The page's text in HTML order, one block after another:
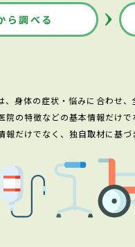
ら調べる
、身体の症状・悩みに合わせ
の特徴などの基本情報だけ
報だけでなく、独自取材に基